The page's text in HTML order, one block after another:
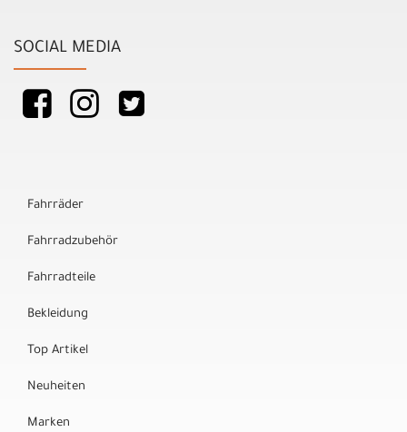
SOCIAL MEDIA
Fahrräder
Fahrradzubehör
Fahrradteile
Bekleidung
Top Artikel
Neuheiten
Marken